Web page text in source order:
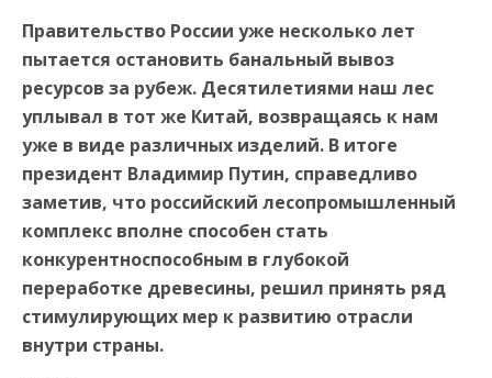
Правительство России уже несколько лет
пытается остановить банальный вывоз
ресурсов за рубеж. Десятилетиями наш лес
уплывал в тот же Китай, возвращаясь к нам
уже в виде различных изделий. В итоге
президент Владимир Путин, справедливо
заметив, что российский лесопромышленный
комплекс вполне способен стать
конкурентноспособным в глубокой
переработке древесины, решил принять ряд
стимулирующих мер к развитию отрасли
внутри страны.